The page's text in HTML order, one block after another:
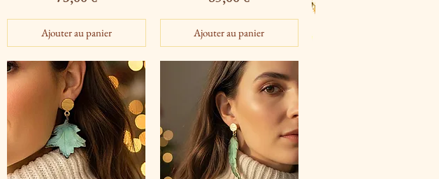
Ajouter au panier Ajouter au panier